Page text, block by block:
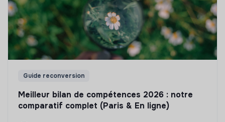
Guide reconversion
Meilleur bilan de compétences 2026 : notre
comparatif complet (Paris & En ligne)